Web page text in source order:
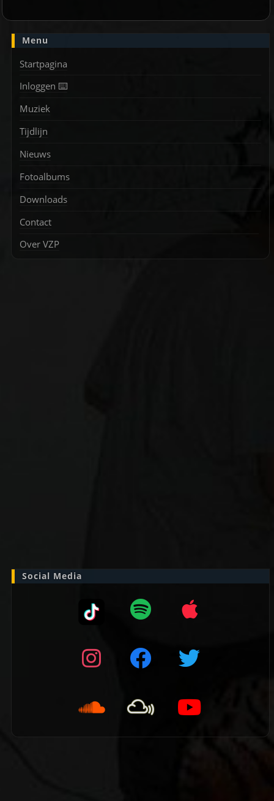
Menu
Startpagina
Inloggen ⌨️
Muziek
Tijdlijn
Nieuws
Fotoalbums
Downloads
Contact
Over VZP
Social Media